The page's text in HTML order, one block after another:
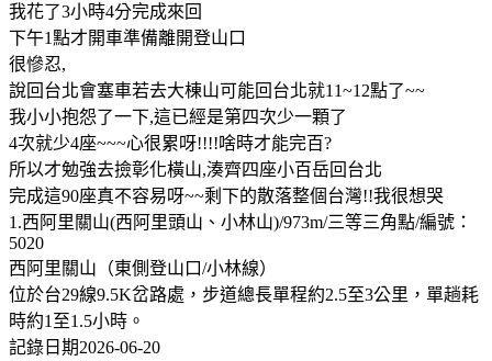
我花了3小時4分完成來回
下午1點才開車準備離開登山口
很慘忍,
說回台北會塞車若去大棟山可能回台北就11~12點了~~
我小小抱怨了一下,這已經是第四次少一顆了
4次就少4座~~~心很累呀!!!!啥時才能完百?
所以才勉強去撿彰化橫山,湊齊四座小百岳回台北
完成這90座真不容易呀~~剩下的散落整個台灣!!我很想哭
1.西阿里關山(西阿里頭山、小林山)/973m/三等三角點/編號：
5020
西阿里關山（東側登山口/小林線）
位於台29線9.5K岔路處，步道總長單程約2.5至3公里，單趟耗
時約1至1.5小時。
記錄日期2026-06-20